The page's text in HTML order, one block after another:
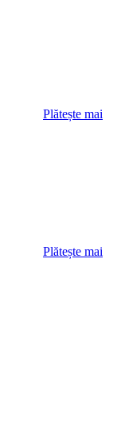
Plătește mai
Plătește mai